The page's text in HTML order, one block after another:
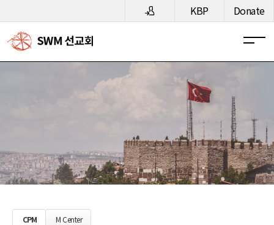
메뉴 건너뛰기 KBP Donate
CPM M Center